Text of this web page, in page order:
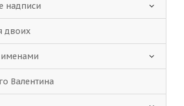
надписи
двоих
Валентина